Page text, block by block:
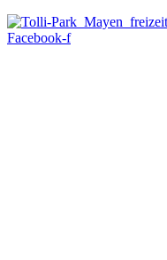
Facebook-f